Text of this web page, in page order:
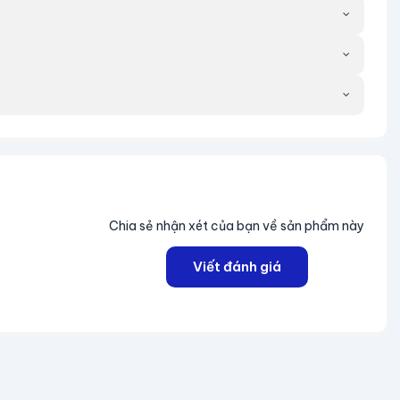
Chia sẻ nhận xét của bạn về sản phẩm này
Viết đánh giá